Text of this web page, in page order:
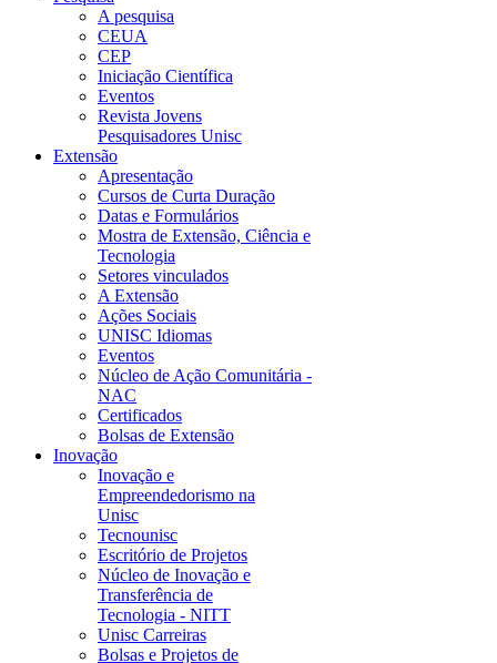
A pesquisa
CEUA
CEP
Iniciação Científica
Eventos
Revista Jovens
Pesquisadores Unisc
Extensão
Apresentação
Cursos de Curta Duração
Datas e Formulários
Mostra de Extensão, Ciência e
Tecnologia
Setores vinculados
A Extensão
Ações Sociais
UNISC Idiomas
Eventos
Núcleo de Ação Comunitária -
NAC
Certificados
Bolsas de Extensão
Inovação
Inovação e
Empreendedorismo na
Unisc
Tecnounisc
Escritório de Projetos
Núcleo de Inovação e
Transferência de
Tecnologia - NITT
Unisc Carreiras
Bolsas e Projetos de